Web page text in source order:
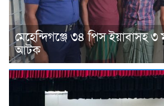
মেহেন্দিগঞ্জে ৩৪ পিস ইয়াবাসহ ৩
আটক